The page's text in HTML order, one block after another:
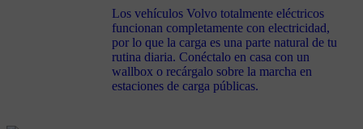
Los vehículos Volvo totalmente eléctricos
funcionan completamente con electricidad,
por lo que la carga es una parte natural de tu
rutina diaria. Conéctalo en casa con un
wallbox o recárgalo sobre la marcha en
estaciones de carga públicas.